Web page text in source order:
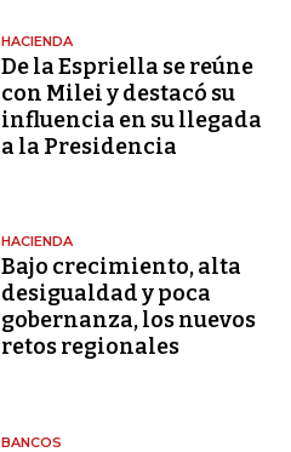
HACIENDA
De la Espriella se reúne
con Milei y destacó su
influencia en su llegada
a la Presidencia
HACIENDA
Bajo crecimiento, alta
desigualdad y poca
gobernanza, los nuevos
retos regionales
BANCOS